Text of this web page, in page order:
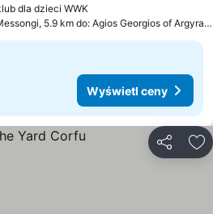
dla dzieci WWKWyświetl ceny
5.9 km do: Agios Georgios of
Wyświetl ceny